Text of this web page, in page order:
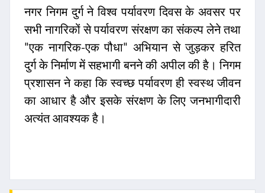
नगर निगम दुर्ग ने विश्व पर्यावरण दिवस के अवसर पर
सभी नागरिकों से पर्यावरण संरक्षण का संकल्प लेने तथा
"एक नागरिक-एक पौधा" अभियान से जुड़कर हरित
दुर्ग के निर्माण में सहभागी बनने की अपील की है। निगम
प्रशासन ने कहा कि स्वच्छ पर्यावरण ही स्वस्थ जीवन
का आधार है और इसके संरक्षण के लिए जनभागीदारी
अत्यंत आवश्यक है।